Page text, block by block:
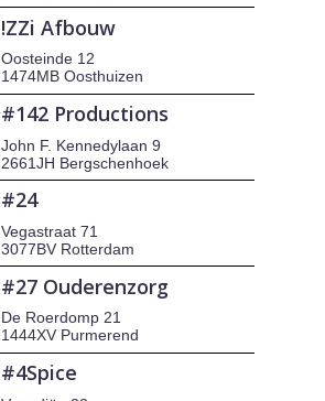
!ZZi Afbouw
Oosteinde 12
1474MB Oosthuizen
#142 Productions
John F. Kennedylaan 9
2661JH Bergschenhoek
#24
Vegastraat 71
3077BV Rotterdam
#27 Ouderenzorg
De Roerdomp 21
1444XV Purmerend
#4Spice